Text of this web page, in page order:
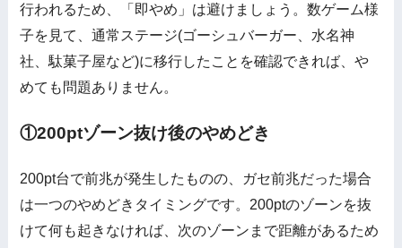
行われるため、「即やめ」は避けましょう。数ゲーム様
子を見て、通常ステージ(ゴーシュバーガー、水名神
社、駄菓子屋など)に移行したことを確認できれば、や
めても問題ありません。
①200ptゾーン抜け後のやめどき
200pt台で前兆が発生したものの、ガセ前兆だった場合
は一つのやめどきタイミングです。200ptのゾーンを抜
けて何も起きなければ、次のゾーンまで距離があるため